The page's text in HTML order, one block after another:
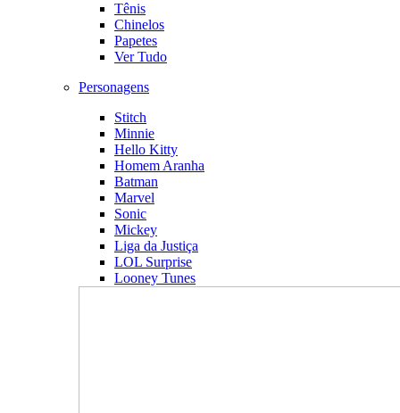
Tênis
Chinelos
Papetes
Ver Tudo
Personagens
Stitch
Minnie
Hello Kitty
Homem Aranha
Batman
Marvel
Sonic
Mickey
Liga da Justiça
LOL Surprise
Looney Tunes